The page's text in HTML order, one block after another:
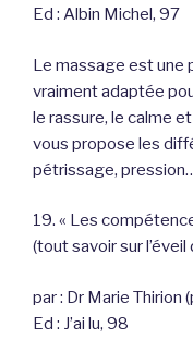
Ed : Albin Michel, 97
Le massage est une
vraiment adaptée
le rassure, le calme
vous propose les
pétrissage,
19. « Les
(tout savoir sur l’éveil
par : Dr Marie Thirion
Ed : J’ai lu, 98